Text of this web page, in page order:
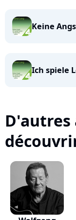
Keine
Ich spiele
D'autres